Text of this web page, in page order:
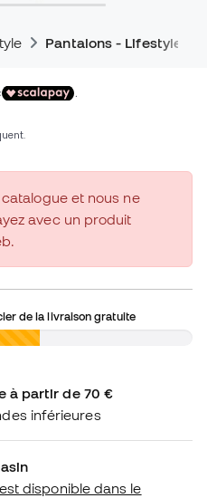
Pantalons - Lifestyle
et nous ne
avec un produit
de la livraison gratuite
à partir de 70 €
inférieures
disponible dans le